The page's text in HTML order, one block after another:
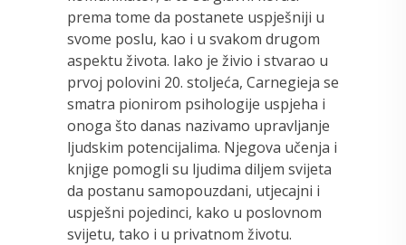
prema tome da postanete uspješniji u
svome poslu, kao i u svakom drugom
aspektu života. Iako je živio i stvarao u
prvoj polovini 20. stoljeća, Carnegieja se
smatra pionirom psihologije uspjeha i
onoga što danas nazivamo upravljanje
ljudskim potencijalima. Njegova učenja i
knjige pomogli su ljudima diljem svijeta
da postanu samopouzdani, utjecajni i
uspješni pojedinci, kako u poslovnom
svijetu, tako i u privatnom životu.